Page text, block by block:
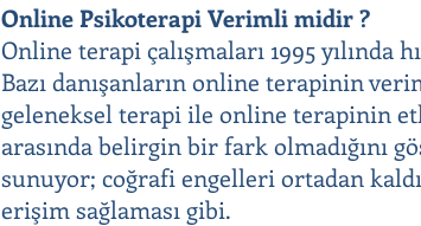
Online Psikoterapi Verimli midir ?
Online terapi çalışmaları 1995 yılında
Bazı danışanların online terapinin
geleneksel terapi ile online terapinin
arasında belirgin bir fark olmadığını
sunuyor; coğrafi engelleri ortadan
erişim sağlaması gibi.